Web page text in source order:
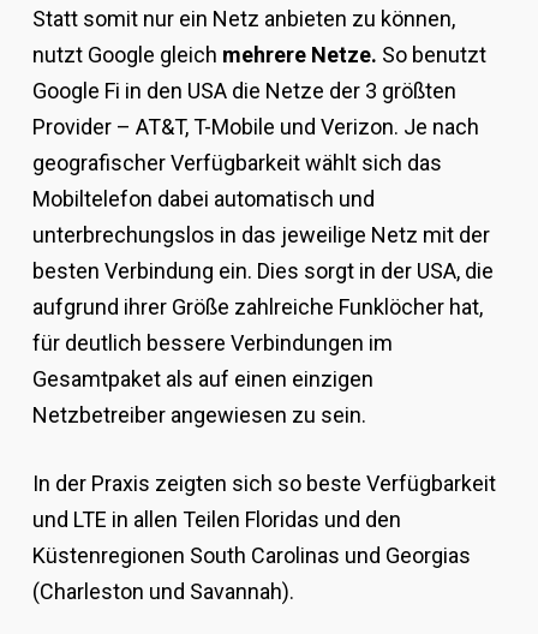
Statt somit nur ein Netz anbieten zu können,
nutzt Google gleich mehrere Netze. So benutzt
Google Fi in den USA die Netze der 3 größten
Provider – AT&T, T-Mobile und Verizon. Je nach
geografischer Verfügbarkeit wählt sich das
Mobiltelefon dabei automatisch und
unterbrechungslos in das jeweilige Netz mit der
besten Verbindung ein. Dies sorgt in der USA, die
aufgrund ihrer Größe zahlreiche Funklöcher hat,
für deutlich bessere Verbindungen im
Gesamtpaket als auf einen einzigen
Netzbetreiber angewiesen zu sein.
In der Praxis zeigten sich so beste Verfügbarkeit
und LTE in allen Teilen Floridas und den
Küstenregionen South Carolinas und Georgias
(Charleston und Savannah).